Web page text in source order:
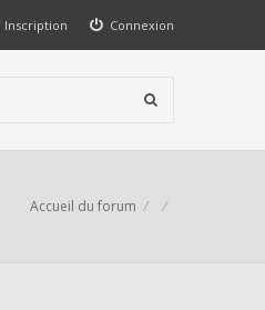
Connexion
Inscription
Accueil du forum